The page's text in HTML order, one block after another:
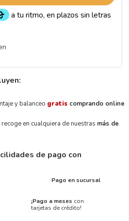
y balanceo gratis comprando online
recoge en cualquiera de nuestras más de
de pago con
Pago en sucursal
¡Pago a meses con
tarjetas de crédito!